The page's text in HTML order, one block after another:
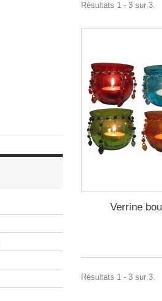
Résultats 1 - 3 sur 3.
Verrine
Résultats 1 - 3 sur 3.